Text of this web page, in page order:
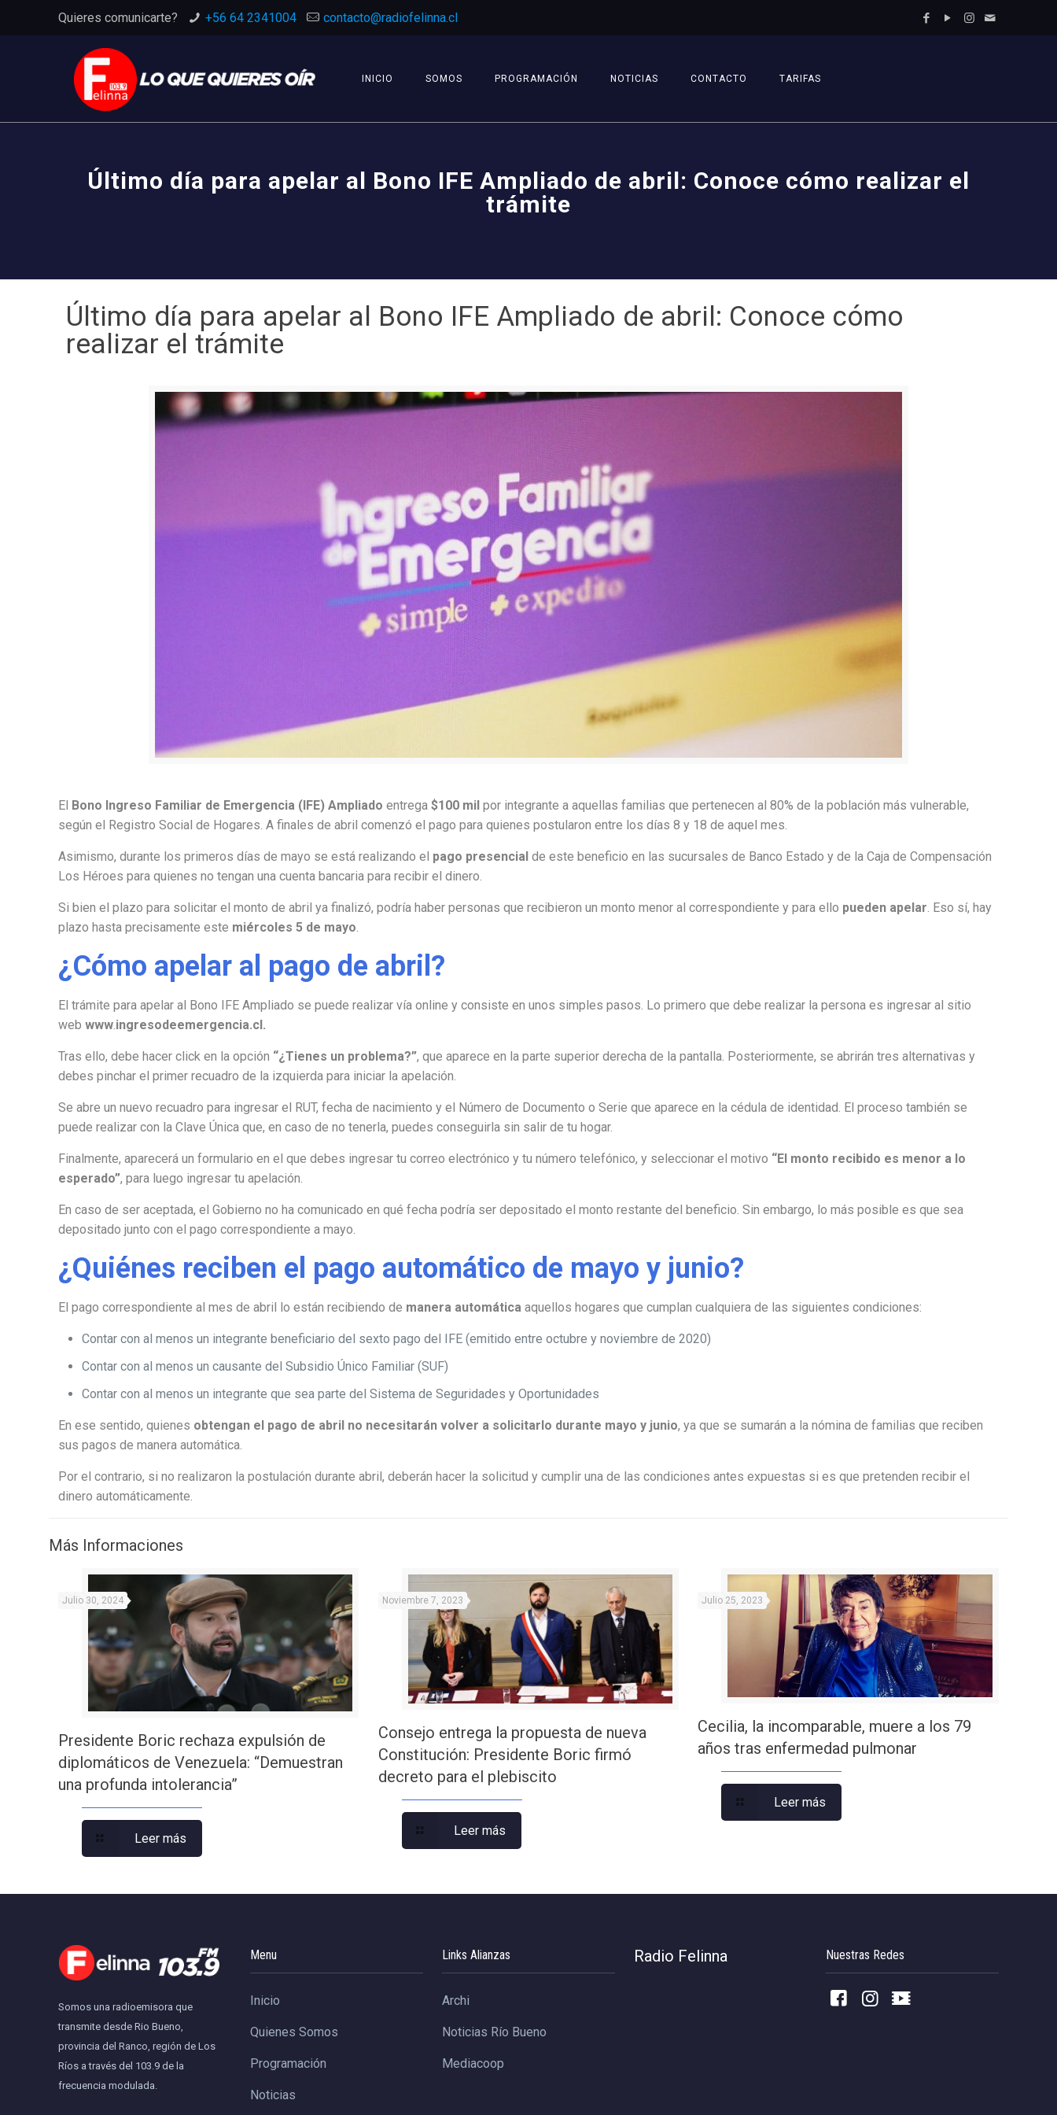
Quieres comunicarte? +56 64 2341004 contacto@radiofelinna.cl
INICIO SOMOS PROGRAMACIÓN NOTICIAS CONTACTO TARIFAS
Último día para apelar al Bono IFE Ampliado de abril: Conoce cómo realizar el
trámite
Último día para apelar al Bono IFE Ampliado de abril: Conoce cómo
realizar el trámite
El Bono Ingreso Familiar de Emergencia (IFE) Ampliado entrega$100 mil por integrante a aquellas familias que pertenecen al 80% de la población más vulnerable,
según el Registro Social de Hogares. A finales de abril comenzó el pago para quienes postularon entre los días 8 y 18 de aquel mes.
Asimismo, durante los primeros días de mayo se está realizando el pago presencial de este beneficio en las sucursales de Banco Estado y de la Caja de Compensación
Los Héroes para quienes no tengan una cuenta bancaria para recibir el dinero.
Si bien el plazo para solicitar el monto de abril ya finalizó, podría haber personas que recibieron un monto menor al correspondiente y para ello pueden apelar. Eso sí, hay
plazo hasta precisamente este miércoles 5 de mayo.
¿Cómo apelar al pago de abril?
El trámite para apelar al Bono IFE Ampliado se puede realizar vía online y consiste en unos simples pasos. Lo primero que debe realizar la persona es ingresar al sitio
webwww.ingresodeemergencia.cl.
Tras ello, debe hacer click en la opción “¿Tienes un problema?”, que aparece en la parte superior derecha de la pantalla. Posteriormente, se abrirán tres alternativas y
debes pinchar el primer recuadro de la izquierda para iniciar la apelación.
Se abre un nuevo recuadro para ingresar el RUT, fecha de nacimiento y el Número de Documento o Serie que aparece en la cédula de identidad. El proceso también se
puede realizar con la Clave Única que, en caso de no tenerla, puedes conseguirla sin salir de tu hogar.
Finalmente, aparecerá un formulario en el que debes ingresar tu correo electrónico y tu número telefónico, y seleccionar el motivo “El monto recibido es menor a lo
esperado”, para luego ingresar tu apelación.
En caso de ser aceptada, el Gobierno no ha comunicado en qué fecha podría ser depositado el monto restante del beneficio. Sin embargo, lo más posible es que sea
depositado junto con el pago correspondiente a mayo.
¿Quiénes reciben el pago automático de mayo y junio?
El pago correspondiente al mes de abril lo están recibiendo de manera automática aquellos hogares que cumplan cualquiera de las siguientes condiciones:
Contar con al menos un integrante beneficiario del sexto pago del IFE (emitido entre octubre y noviembre de 2020)
Contar con al menos un causante del Subsidio Único Familiar (SUF)
Contar con al menos un integrante que sea parte del Sistema de Seguridades y Oportunidades
En ese sentido, quienes obtengan el pago de abril no necesitarán volver a solicitarlo durante mayo y junio, ya que se sumarán a la nómina de familias que reciben
sus pagos de manera automática.
Por el contrario, si no realizaron la postulación durante abril, deberán hacer la solicitud y cumplir una de las condiciones antes expuestas si es que pretenden recibir el
dinero automáticamente.
Más Informaciones
Julio 30, 2024
Presidente Boric rechaza expulsión de
diplomáticos de Venezuela: “Demuestran
una profunda intolerancia”
Leer más
Noviembre 7, 2023
Consejo entrega la propuesta de nueva
Constitución: Presidente Boric firmó
decreto para el plebiscito
Leer más
Julio 25, 2023
Cecilia, la incomparable, muere a los 79
años tras enfermedad pulmonar
Leer más
Somos una radioemisora que
transmite desde Rio Bueno,
provincia del Ranco, región de Los
Ríos a través del 103.9 de la
frecuencia modulada.
Menu
Inicio
Quienes Somos
Programación
Noticias
Links Alianzas
Archi
Noticias Río Bueno
Mediacoop
Radio Felinna Nuestras Redes